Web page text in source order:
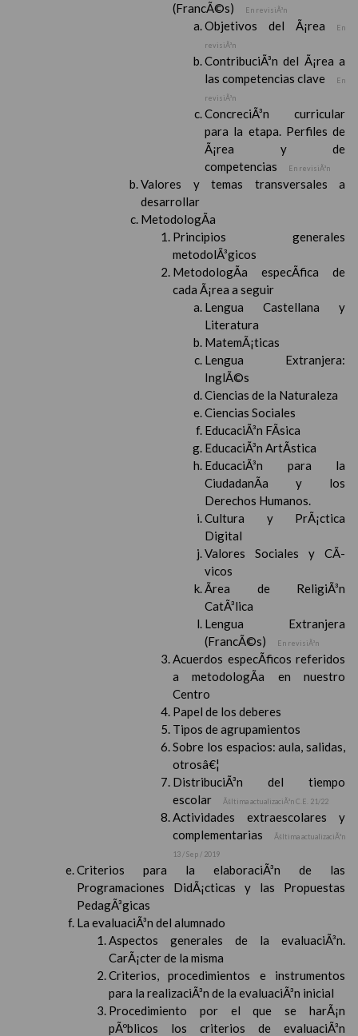
(FrancÃ©s) En revisiÃ³n
Objetivos del Ã¡rea
En
revisiÃ³n
ContribuciÃ³n del Ã¡rea a
las competencias clave
En
revisiÃ³n
ConcreciÃ³n curricular
para la etapa. Perfiles de
Ã¡rea y de
competencias
En revisiÃ³n
Valores y temas transversales a
desarrollar
MetodologÃ­a
Principios generales
metodolÃ³gicos
MetodologÃ­a especÃ­fica de
cada Ã¡rea a seguir
Lengua Castellana y
Literatura
MatemÃ¡ticas
Lengua Extranjera:
InglÃ©s
Ciencias de la Naturaleza
Ciencias Sociales
EducaciÃ³n FÃ­sica
EducaciÃ³n ArtÃ­stica
EducaciÃ³n para la
CiudadanÃ­a y los
Derechos Humanos.
Cultura y PrÃ¡ctica
Digital
Valores Sociales y CÃ­
vicos
Ãrea de ReligiÃ³n
CatÃ³lica
Lengua Extranjera
(FrancÃ©s)
En revisiÃ³n
Acuerdos especÃ­ficos referidos
a metodologÃ­a en nuestro
Centro
Papel de los deberes
Tipos de agrupamientos
Sobre los espacios: aula, salidas,
otrosâ€¦
DistribuciÃ³n del tiempo
escolar
Ãšltima actualizaciÃ³n C.E. 21/22
Actividades extraescolares y
complementarias
Ãšltima actualizaciÃ³n
13 / Sep / 2019
Criterios para la elaboraciÃ³n de las
Programaciones DidÃ¡cticas y las Propuestas
PedagÃ³gicas
La evaluaciÃ³n del alumnado
Aspectos generales de la evaluaciÃ³n.
CarÃ¡cter de la misma
Criterios, procedimientos e instrumentos
para la realizaciÃ³n de la evaluaciÃ³n inicial
Procedimiento por el que se harÃ¡n
pÃºblicos los criterios de evaluaciÃ³n